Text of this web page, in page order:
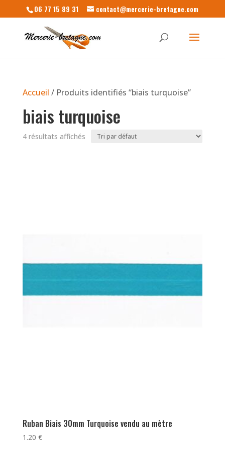
06 77 15 89 31 contact@mercerie-bretagne.com
Accueil / Produits identifiés “biais turquoise”
biais turquoise
4 résultats affichés
Ruban Biais 30mm Turquoise vendu au mètre
1.20 €